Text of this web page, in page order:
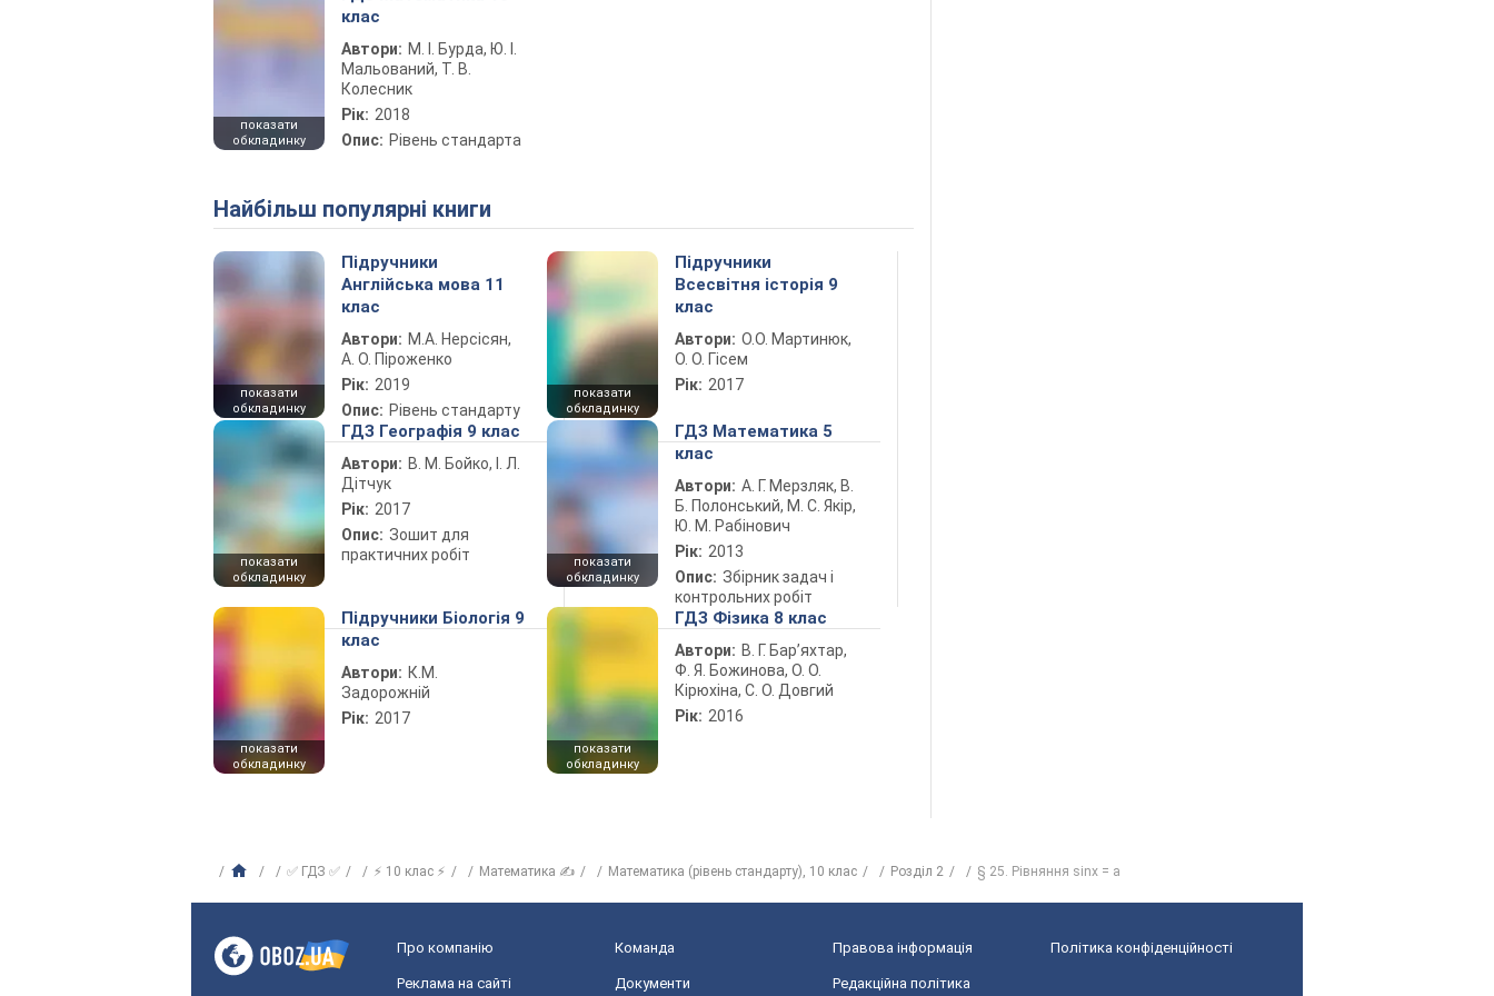
показати
обкладинку
клас
Автори: М. І. Бурда, Ю. І.
Мальований, Т. В.
Колесник
Рік: 2018
Опис: Рівень стандарта
Найбільш популярні книги
показати
обкладинку
Підручники
Англійська мова 11
клас
Автори: М.А. Нерсісян,
А. О. Піроженко
Рік: 2019
Опис: Рівень стандарту
показати
обкладинку
Підручники
Всесвітня історія 9
клас
Автори: О.О. Мартинюк,
О. О. Гісем
Рік: 2017
показати
обкладинку
ГДЗ Географія 9 клас
Автори: В. М. Бойко, І. Л.
Дітчук
Рік: 2017
Опис: Зошит для
практичних робіт
показати
обкладинку
ГДЗ Математика 5
клас
Автори: А. Г. Мерзляк, В.
Б. Полонський, М. С. Якір,
Ю. М. Рабінович
Рік: 2013
Опис: Збірник задач і
контрольних робіт
показати
обкладинку
Підручники Біологія 9
клас
Автори: К.М.
Задорожній
Рік: 2017
показати
обкладинку
ГДЗ Фізика 8 клас
Автори: В. Г. Бар’яхтар,
Ф. Я. Божинова, О. О.
Кірюхіна, С. О. Довгий
Рік: 2016
✅ ГДЗ ✅ ⚡ 10 клас ⚡ Математика ✍ Математика (рівень стандарту), 10 клас Розділ 2 § 25. Рівняння sinx = а
Про компанію Команда Правова інформація Політика конфіденційності
Реклама на сайті Документи Редакційна політика